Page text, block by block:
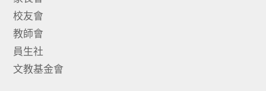
校友會
教師會
員生社
文教基金會